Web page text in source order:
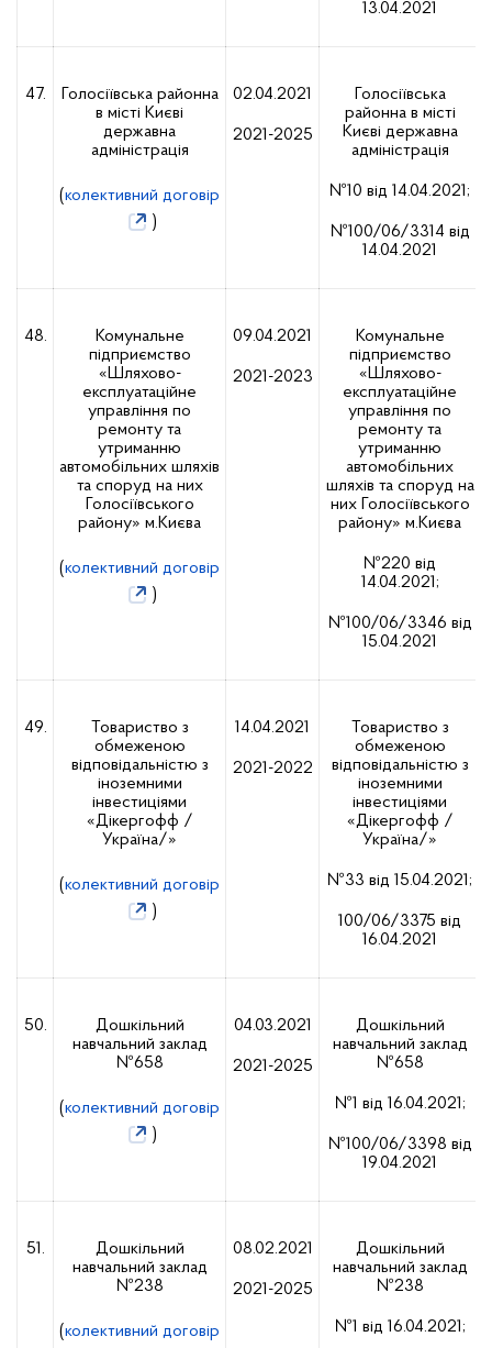
13.04.2021
47.
Голосіївська районна
в місті Києві
державна
адміністрація
(колективний договір
)
02.04.2021
2021-2025
Голосіївська
районна в місті
Києві державна
адміністрація
№10 від 14.04.2021;
№100/06/3314 від
14.04.2021
48.
Комунальне
підприємство
«Шляхово-
експлуатаційне
управління по
ремонту та
утриманню
автомобільних шляхів
та споруд на них
Голосіївського
району» м.Києва
(колективний договір
)
09.04.2021
2021-2023
Комунальне
підприємство
«Шляхово-
експлуатаційне
управління по
ремонту та
утриманню
автомобільних
шляхів та споруд на
них Голосіївського
району» м.Києва
№220 від
14.04.2021;
№100/06/3346 від
15.04.2021
49.
Товариство з
обмеженою
відповідальністю з
іноземними
інвестиціями
«Дікергофф /
Україна/»
(колективний договір
)
14.04.2021
2021-2022
Товариство з
обмеженою
відповідальністю з
іноземними
інвестиціями
«Дікергофф /
Україна/»
№33 від 15.04.2021;
100/06/3375 від
16.04.2021
50.
Дошкільний
навчальний заклад
№658
(колективний договір
)
04.03.2021
2021-2025
Дошкільний
навчальний заклад
№658
№1 від 16.04.2021;
№100/06/3398 від
19.04.2021
51.
Дошкільний
навчальний заклад
№238
(колективний договір
08.02.2021
2021-2025
Дошкільний
навчальний заклад
№238
№1 від 16.04.2021;